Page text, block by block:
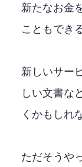
新たなお金
こともでき
新しいサー
しい文書な
くかもしれ
ただそうや